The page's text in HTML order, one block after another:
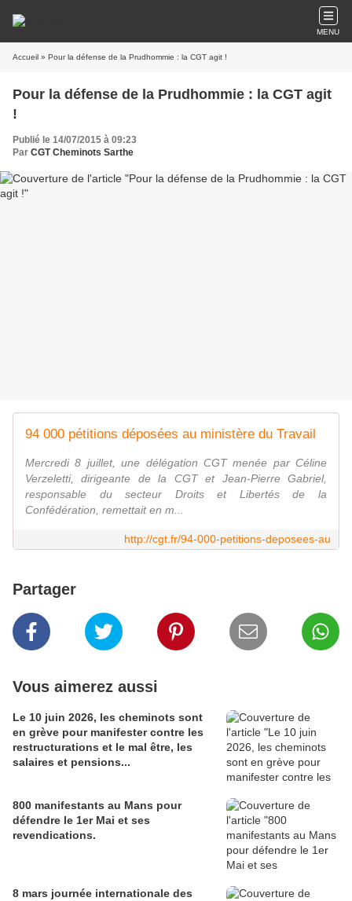
MENU
Accueil » Pour la défense de la Prudhommie : la CGT agit !
Pour la défense de la Prudhommie : la CGT agit
!
Publié le 14/07/2015 à 09:23
Par CGT Cheminots Sarthe
94 000 pétitions déposées au ministère du Travail
Mercredi 8 juillet, une délégation CGT menée par Céline
Verzeletti, dirigeante de la CGT et Jean-Pierre Gabriel,
responsable du secteur Droits et Libertés de la
Confédération, remettait en m...
http://cgt.fr/94-000-petitions-deposees-au
Partager
Vous aimerez aussi
Le 10 juin 2026, les cheminots sont
en grève pour manifester contre les
restructurations et le mal être, les
salaires et pensions...
800 manifestants au Mans pour
défendre le 1er Mai et ses
revendications.
8 mars journée internationale des